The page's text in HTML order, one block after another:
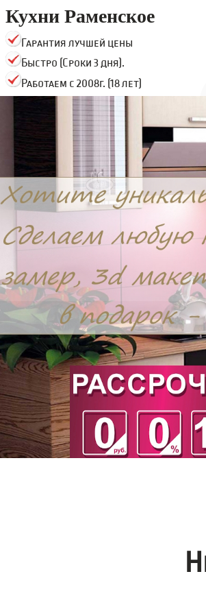
Кухни Раменское
Гарантия лучшей цены
Быстро (Сроки 3 дня).
Работаем с 2008г. (18 лет)